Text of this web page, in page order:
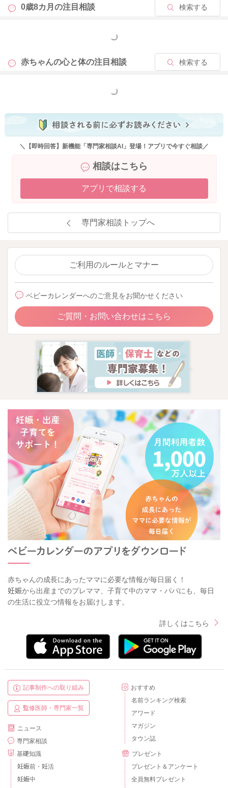
0歳8カ月の注目相談 検索する
もっと見る
赤ちゃんの心と体の注目相談 検索する
もっと見る
＼【即時回答】新機能「専門家相談AI」登場！アプリで今すぐ相談／
相談はこちら
アプリで相談する
専門家相談トップへ
ご利用のルールとマナー
ベビーカレンダーへのご意見をお聞かせください
ご質問・お問い合わせはこちら
赤ちゃんの成長にあったママに必要な情報が毎日届く！
妊娠から出産までのプレママ、子育て中のママ・パパにも、毎日
の生活に役立つ情報をお届けします。
詳しくはこちら
記事制作への取り組み
監修医師・専門家一覧
ニュース
専門家相談
基礎知識
妊娠前・妊活
妊娠中
おすすめ
名前ランキング検索
アワード
マガジン
タウン誌
プレゼント
プレゼント＆アンケート
全員無料プレゼント